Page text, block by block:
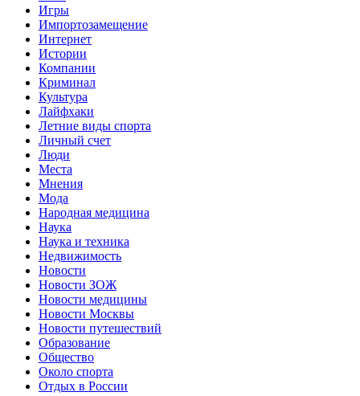
Игры
Импортозамещение
Интернет
Истории
Компании
Криминал
Культура
Лайфхаки
Летние виды спорта
Личный счет
Люди
Места
Мнения
Мода
Народная медицина
Наука
Наука и техника
Недвижимость
Новости
Новости ЗОЖ
Новости медицины
Новости Москвы
Новости путешествий
Образование
Общество
Около спорта
Отдых в России